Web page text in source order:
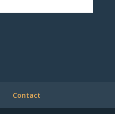
Contact